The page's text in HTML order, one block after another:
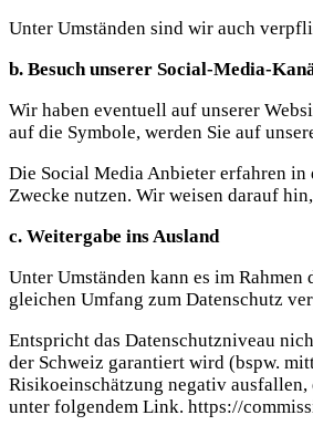
Unter Umständen sind wir auch
b. Besuch unserer Social-Media-
Wir haben eventuell auf unserer
auf die Symbole, werden Sie auf
Die Social Media Anbieter erfahren in
Zwecke nutzen. Wir weisen darauf
c. Weitergabe ins Ausland
Unter Umständen kann es im
gleichen Umfang zum Datenschutz
Entspricht das Datenschutzniveau
der Schweiz garantiert wird (bspw.
Risikoeinschätzung negativ
unter folgendem Link. https://